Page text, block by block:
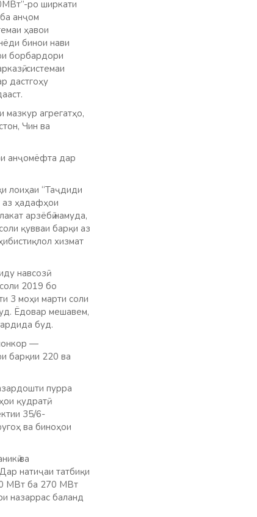
ро ширкати
анҷом
ҳавои
бинои нави
борбардори
системаи
дастгоҳу
агрегатҳо,
Чин ва
анҷомёфта дар
лоиҳаи “Таҷдиди
аз ҳадафҳои
арзёбӣ намуда,
қувваи барқи аз
хизмат
навсозӣ
2019 бо
3 моҳи марти соли
Ёдовар мешавем,
буд.
—
барқии 220 ва
пурра
қудратӣ,
35/6-
ва биноҳои
ва
натиҷаи татбиқи
МВт ба 270 МВт
назаррас баланд